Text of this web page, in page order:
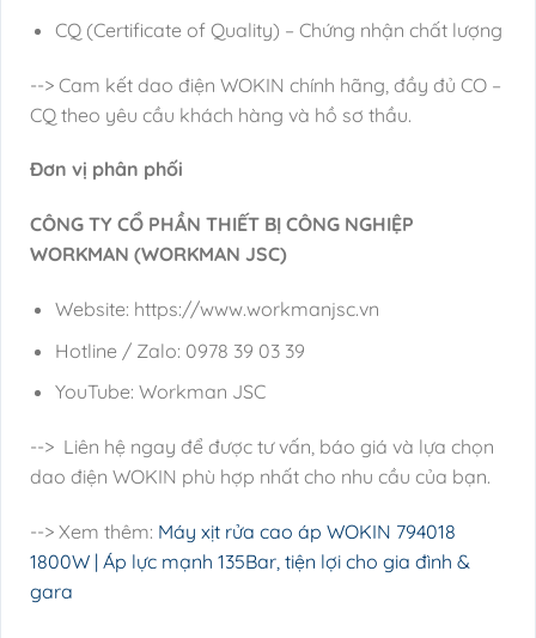
CQ (Certificate of Quality) – Chứng nhận chất lượng
--> Cam kết dao điện WOKIN chính hãng, đầy đủ CO –
CQ theo yêu cầu khách hàng và hồ sơ thầu.
Đơn vị phân phối
CÔNG TY CỔ PHẦN THIẾT BỊ CÔNG NGHIỆP
WORKMAN (WORKMAN JSC)
Website: https://www.workmanjsc.vn
Hotline / Zalo: 0978 39 03 39
YouTube: Workman JSC
--> Liên hệ ngay để được tư vấn, báo giá và lựa chọn
dao điện WOKIN phù hợp nhất cho nhu cầu của bạn.
--> Xem thêm: Máy xịt rửa cao áp WOKIN 794018
1800W | Áp lực mạnh 135Bar, tiện lợi cho gia đình &
gara